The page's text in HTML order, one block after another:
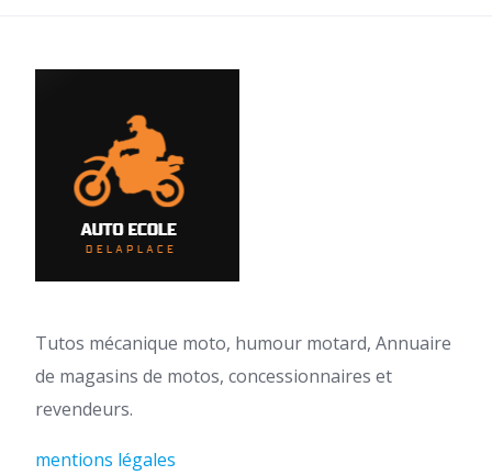
Tutos mécanique moto, humour motard, Annuaire
de magasins de motos, concessionnaires et
revendeurs.
mentions légales